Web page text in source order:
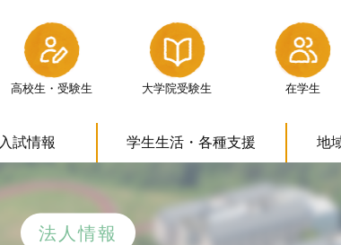
高校生・受験生 大学院受験生 在学生
入試情報 学生生活・各種支援 地
法人情報